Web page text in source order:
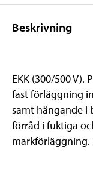
Beskrivning
EKK (300/500 V).
fast förläggning
samt hängande i
förråd i fuktiga
markförläggning.